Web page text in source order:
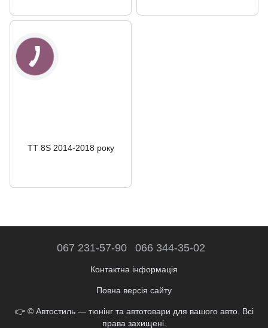
TT 8S 2014-2018 року
067 231-57-90 066 344-35-02
Контактна інформація
Повна версія сайту
👉 © Автостиль — тюнінг та автотовари для вашого авто. Всі
права захищені.